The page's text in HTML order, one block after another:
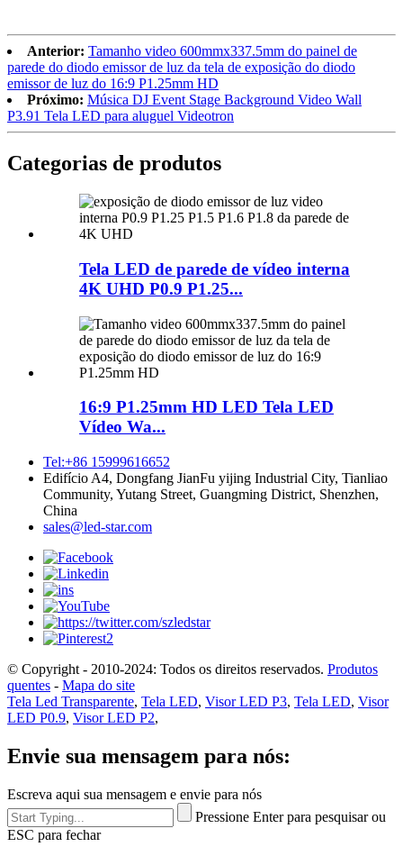
Anterior: Tamanho video 600mmx337.5mm do painel de
parede do diodo emissor de luz da tela de exposição do diodo
emissor de luz do 16:9 P1.25mm HD
Próximo: Música DJ Event Stage Background Video Wall
P3.91 Tela LED para aluguel Videotron
Categorias de produtos
Tela LED de parede de vídeo interna
4K UHD P0.9 P1.25...
16:9 P1.25mm HD LED Tela LED
Vídeo Wa...
Tel:+86 15999616652
Edifício A4, Dongfang JianFu yijing Industrial City, Tianliao
Community, Yutang Street, Guangming District, Shenzhen,
China
sales@led-star.com
© Copyright - 2010-2024: Todos os direitos reservados. Produtos
quentes - Mapa do site
Tela Led Transparente, Tela LED, Visor LED P3, Tela LED, Visor
LED P0.9, Visor LED P2,
Envie sua mensagem para nós:
Escreva aqui sua mensagem e envie para nós
Pressione Enter para pesquisar ou
ESC para fechar